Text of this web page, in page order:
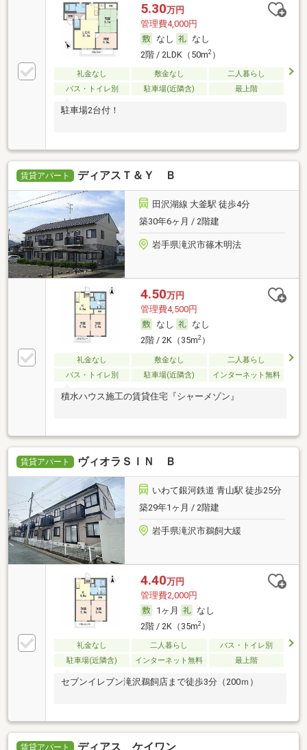
5.30万円
管理費4,000円
なし
なし
2階 / 2LDK（50m2）
礼金なし 敷金なし
二人暮らし
バス・トイレ別
駐車場(近隣含) 最上階
駐車場2台付！
賃貸アパート ディアスＴ＆Ｙ Ｂ
田沢湖線 大釜駅 徒歩4分
築30年6ヶ月 / 2階建
岩手県滝沢市篠木明法
4.50万円
管理費4,500円
なし
なし
2階 / 2K（35m2）
礼金なし 敷金なし
二人暮らし
バス・トイレ別
駐車場(近隣含) インターネット無料
積水ハウス施工の賃貸住宅『シャーメゾン』
賃貸アパート ヴィオラＳＩＮ Ｂ
いわて銀河鉄道 青山駅 徒歩25分
築29年1ヶ月 / 2階建
岩手県滝沢市鵜飼大緩
4.40万円
管理費2,000円
1ヶ月
なし
2階 / 2K（35m2）
礼金なし 二人暮らし
バス・トイレ別
駐車場(近隣含)
インターネット無料 最上階
セブンイレブン滝沢鵜飼店まで徒歩3分（200ｍ）
賃貸アパート ディアス ケイワン